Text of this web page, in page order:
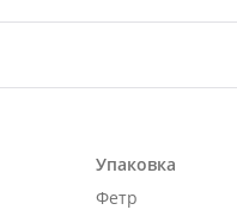
Упаковка
Фетр